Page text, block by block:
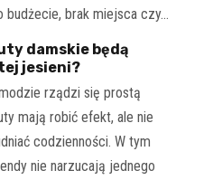
budżecie, brak miejsca czy…
damskie będą
jesieni?
rządzi się prostą
mają robić efekt, ale nie
codzienności. W tym
nie narzucają jednego